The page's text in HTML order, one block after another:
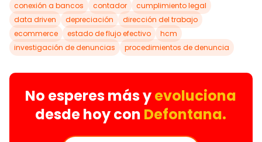
conexión a bancos
contador
cumplimiento legal
data driven
depreciación
dirección del trabajo
ecommerce
estado de flujo efectivo
hcm
investigación de denuncias
procedimientos de denuncia
No esperes más yevoluciona
desde hoy con Defontana.